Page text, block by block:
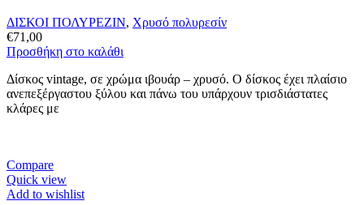
ΔΙΣΚΟΙ ΠΟΛΥΡΕΖΙΝ, Χρυσό πολυρεσίν
€71,00
Προσθήκη στο καλάθι
Δίσκος vintage, σε χρώμα ιβουάρ – χρυσό. Ο δίσκος έχει πλαίσιο
ανεπεξέργαστου ξύλου και πάνω του υπάρχουν τρισδιάστατες
κλάρες με
Compare
Quick view
Add to wishlist